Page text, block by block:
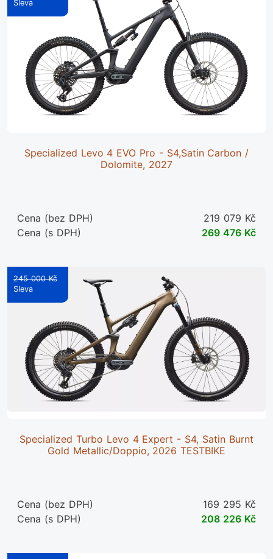
Specialized Levo 4 EVO Pro - S4,Satin Carbon /
Dolomite, 2027
Cena (bez DPH)
219 079 Kč
Cena (s DPH)
269 476 Kč
Specialized Turbo Levo 4 Expert - S4, Satin Burnt
Gold Metallic/Doppio, 2026 TESTBIKE
245 000 Kč
Cena (bez DPH)
169 295 Kč
Cena (s DPH)
208 226 Kč